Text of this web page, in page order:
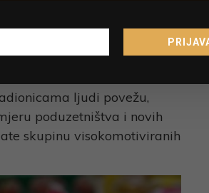
usluge istaknu u masi te
pronađu put do svojih
alata koje imaju na
ljudi povežu,
poduzetništva i novih
skupinu visokomotiviranih